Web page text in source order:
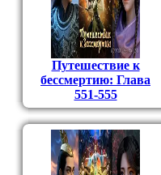
Путешествие к
бессмертию: Глава
551-555